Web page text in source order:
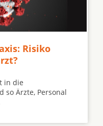
Risiko
in die
so Ärzte, Personal